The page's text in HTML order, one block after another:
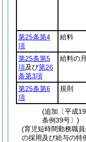
第25条第4
項
給料
第25条第5
項及び第26
条第3項
給料の
第25条第6
項
規則
(追加〔平成
条例39号〕)
(育児短時間勤務職
の採用及び給与の特